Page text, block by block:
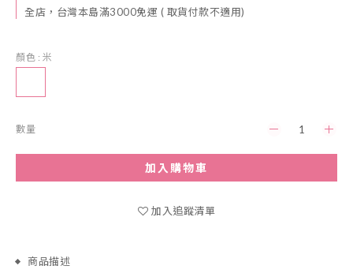
全店，台灣本島滿3000免運 ( 取貨付款不適用)
顏色 : 米
數量
加入購物車
加入追蹤清單
商品描述